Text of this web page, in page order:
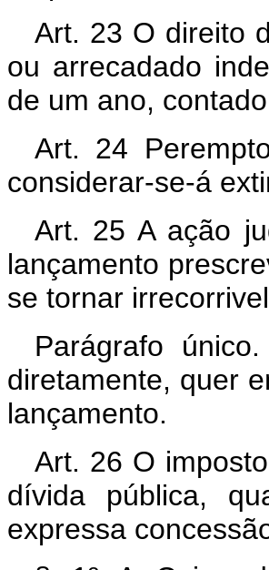
Art. 23 O direito
ou arrecadado
de um ano,
Art. 24
considerar-se-á
Art. 25 A ação
lançamento
se tornar
Parágrafo
diretamente, quer
lançamento.
Art. 26 O
dívida pública,
expressa